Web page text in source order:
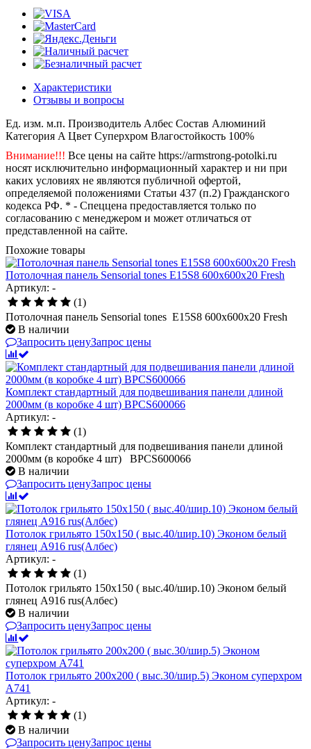
Характеристики
Отзывы и вопросы
Ед. изм. м.п. Производитель Албес Состав Алюминий
Категория A Цвет Суперхром Влагостойкость 100%
Внимание!!! Все цены на сайте https://armstrong-potolki.ru
носят исключительно информационный характер и ни при
каких условиях не являются публичной офертой,
определяемой положениями Статьи 437 (п.2) Гражданского
кодекса РФ. * - Спеццена предоставляется только по
согласованию с менеджером и может отличаться от
представленной на сайте.
Похожие товары
Потолочная панель Sensorial tones E15S8 600x600x20 Fresh
Артикул: -
(1)
Потолочная панель Sensorial tones E15S8 600x600x20 Fresh
В наличии
Запросить ценуЗапрос цены
Комплект стандартный для подвешивания панели длиной
2000мм (в коробке 4 шт) BPCS600066
Артикул: -
(1)
Комплект стандартный для подвешивания панели длиной
2000мм (в коробке 4 шт) BPCS600066
В наличии
Запросить ценуЗапрос цены
Потолок грильято 150х150 ( выс.40/шир.10) Эконом белый
глянец А916 rus(Албес)
Артикул: -
(1)
Потолок грильято 150х150 ( выс.40/шир.10) Эконом белый
глянец А916 rus(Албес)
В наличии
Запросить ценуЗапрос цены
Потолок грильято 200х200 ( выс.30/шир.5) Эконом суперхром
А741
Артикул: -
(1)
В наличии
Запросить ценуЗапрос цены